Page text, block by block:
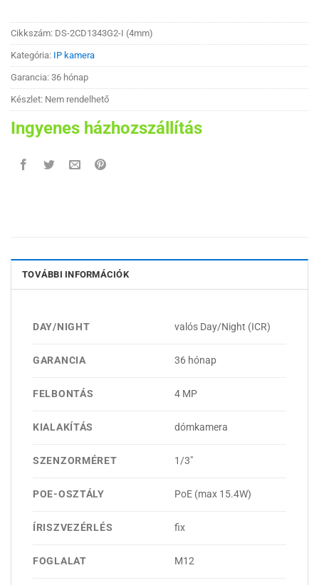
Cikkszám: DS-2CD1343G2-I (4mm)
Kategória: IP kamera
Garancia: 36 hónap
Készlet: Nem rendelhető
Ingyenes házhozszállítás
TOVÁBBI INFORMÁCIÓK
DAY/NIGHT valós Day/Night (ICR)
GARANCIA 36 hónap
FELBONTÁS 4 MP
KIALAKÍTÁS dómkamera
SZENZORMÉRET 1/3"
POE-OSZTÁLY PoE (max 15.4W)
ÍRISZVEZÉRLÉS fix
FOGLALAT M12